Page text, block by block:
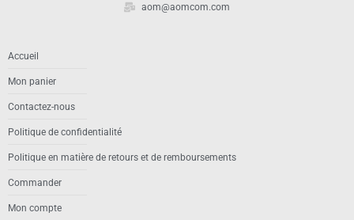
aom@aomcom.com
Accueil
Mon panier
Contactez-nous
Politique de confidentialité
Politique en matière de retours et de remboursements
Commander
Mon compte